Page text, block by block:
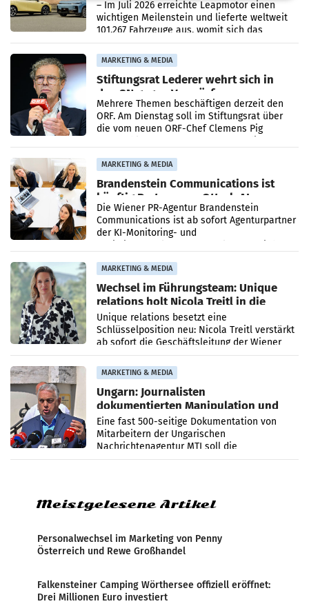
überschreitet die 100.000er-Marke
– Im Juli 2026 erreichte Leapmotor einen
wichtigen Meilenstein und lieferte weltweit
101.267 Fahrzeuge aus, womit sich das
Ergebnis gegenüber Juli 2025 mehr als
verdoppelte (+102
MARKETING & MEDIA
Stiftungsrat Lederer wehrt sich in
den SN gegen Vorwürfe
Mehrere Themen beschäftigen derzeit den
ORF. Am Dienstag soll im Stiftungsrat über
die vom neuen ORF-Chef Clemens Pig
MARKETING & MEDIA
Brandenstein Communications ist
künftig Partner von OtterlyAI
Die Wiener PR-Agentur Brandenstein
Communications ist ab sofort Agenturpartner
der KI-Monitoring- und
MARKETING & MEDIA
Wechsel im Führungsteam: Unique
relations holt Nicola Treitl in die
Geschäftsleitung
Unique relations besetzt eine
Schlüsselposition neu: Nicola Treitl verstärkt
ab sofort die Geschäftsleitung der Wiener
PR-Agentur an der Seite von Josef Kalina und
Anna Kalina-Mahr.
MARKETING & MEDIA
Ungarn: Journalisten
dokumentierten Manipulation und
Zensur
Eine fast 500-seitige Dokumentation von
Mitarbeitern der Ungarischen
Nachrichtenagentur MTI soll die
systematische Nachrichten-Manipulation und
Meistgelesene Artikel
Personalwechsel im Marketing von Penny
Österreich und Rewe Großhandel
Falkensteiner Camping Wörthersee offiziell eröffnet:
Drei Millionen Euro investiert